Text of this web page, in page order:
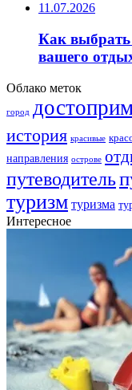
11.07.2026
Как выбрать
вашего
Облако меток
город
история красивые
направления острове
путеводитель
туризм туризма
Интересное